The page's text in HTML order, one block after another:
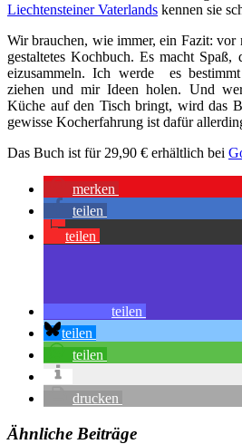
Liechtensteiner Vaterlands kennen sie
Wir brauchen, wie immer, ein Fazit: vor
gestaltetes Kochbuch. Es macht
eizusammeln. Ich werde es
ziehen und mir Ideen holen. Und
Küche auf den Tisch bringt, wird das
gewisse Kocherfahrung ist dafür
Das Buch ist für 29,90 € erhältlich bei
merken
teilen
teilen
teilen
teilen
teilen
drucken
Ähnliche Beiträge